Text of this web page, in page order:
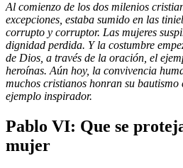
Al comienzo de los dos milenios
excepciones, estaba sumido en las
corrupto y corruptor. Las mujeres
dignidad perdida. Y la costumbre
de Dios, a través de la oración, el
heroínas. Aún hoy, la convivencia
muchos cristianos honran su
ejemplo inspirador.
Pablo VI: Que se
mujer